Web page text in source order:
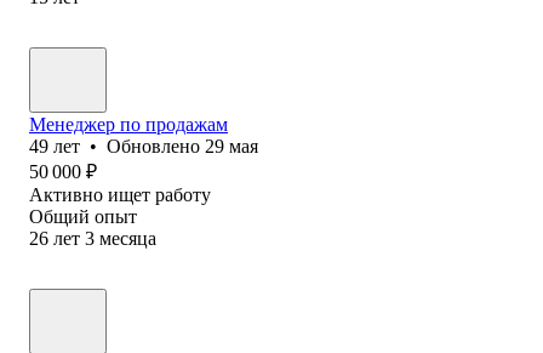
Менеджер по продажам
49 лет • Обновлено 29 мая
50 000 ₽
Активно ищет работу
Общий опыт
26 лет 3 месяца